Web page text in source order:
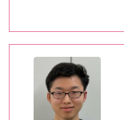
no
image